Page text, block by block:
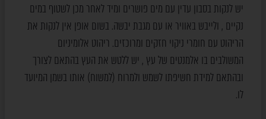
יש לנקות בסבון עדין עם מים פושרים ומיד לאחר מכן לשטוף במים
נקיים , ולייבש באוויר או עם מגבת יבשה. בשום אופן אין לנקות את
הריהוט עם חומרי ניקוי חזקים ומרוכזים. ריהוט אלומיניום
המשולבים בו אלמנטים של עץ , יש ללטש את העץ בהתאם לצורך
ובהתאם למידת חשיפתו לשמש ולמרוח (למשוח) אותו בשמן המיועד
לו.